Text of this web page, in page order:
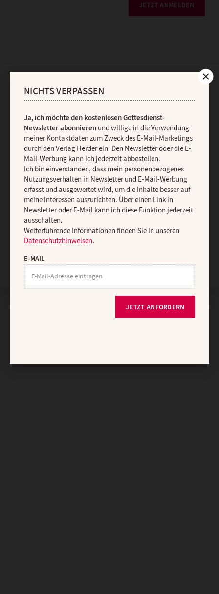
JETZT ANMELDEN
Impressum
Vertrag widerrufen Abo online kündigen
NICHTS VERPASSEN
Ja, ich möchte den kostenlosen Gottesdienst-
Newsletter abonnierenund willige in die Verwendung
meiner Kontaktdaten zum Zweck des E-Mail-Marketings
durch den Verlag Herder ein. Den Newsletter oder die E-
Mail-Werbung kann ich jederzeit abbestellen.
Ich bin einverstanden, dass mein personenbezogenes
Nutzungsverhalten in Newsletter und E-Mail-Werbung
erfasst und ausgewertet wird, um die Inhalte besser auf
meine Interessen auszurichten. Über einen Link in
Newsletter oder E-Mail kann ich diese Funktion jederzeit
ausschalten.
Weiterführende Informationen finden Sie in unseren
Datenschutzhinweisen.
E-MAIL
JETZT ANFORDERN